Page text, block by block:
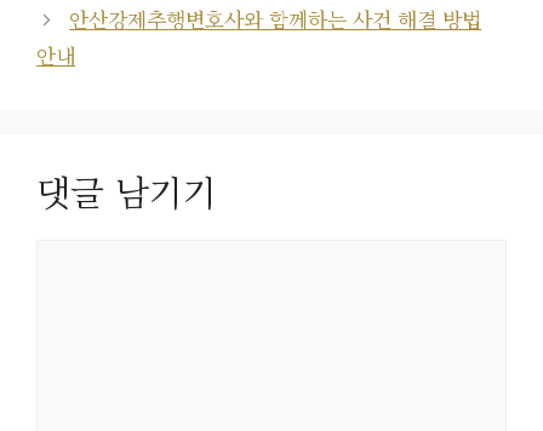
안산강제추행변호사와 함께하는 사건 해결 방법
안내
댓글 남기기